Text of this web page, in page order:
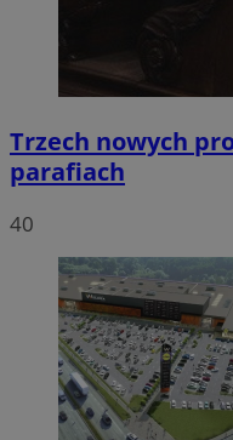
Trzech nowych
parafiach
40